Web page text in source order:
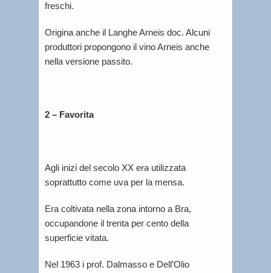
freschi.
Origina anche il Langhe Arneis doc. Alcuni
produttori propongono il vino Arneis anche
nella versione passito.
2 – Favorita
Agli inizi del secolo XX era utilizzata
soprattutto come uva per la mensa.
Era coltivata nella zona intorno a Bra,
occupandone il trenta per cento della
superficie vitata.
Nel 1963 i prof. Dalmasso e Dell’Olio